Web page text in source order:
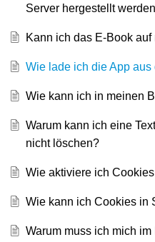
Server hergestellt
Kann ich das E-Book
Wie lade ich die App aus
Wie kann ich in meinen
Warum kann ich eine
nicht löschen?
Wie aktiviere ich
Wie kann ich Cookies in
Warum muss ich mich